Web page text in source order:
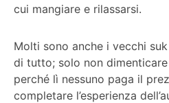
cui mangiare e rilassarsi.
Molti sono anche i vecchi
di tutto; solo non
perché lì nessuno paga il
completare l’esperienza